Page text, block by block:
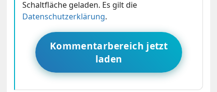
Schaltfläche geladen. Es gilt die
Datenschutzerklärung.
Kommentarbereich jetzt
laden